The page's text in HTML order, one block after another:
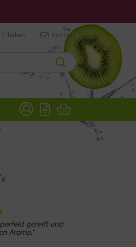
Filialen Kontakt
gereift und
Aroma.“